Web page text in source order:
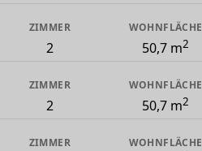
ZIMMER
2
WOHNFLÄCHE
50,7 m2
ZIMMER
2
WOHNFLÄCHE
50,7 m2
ZIMMER WOHNFLÄCHE